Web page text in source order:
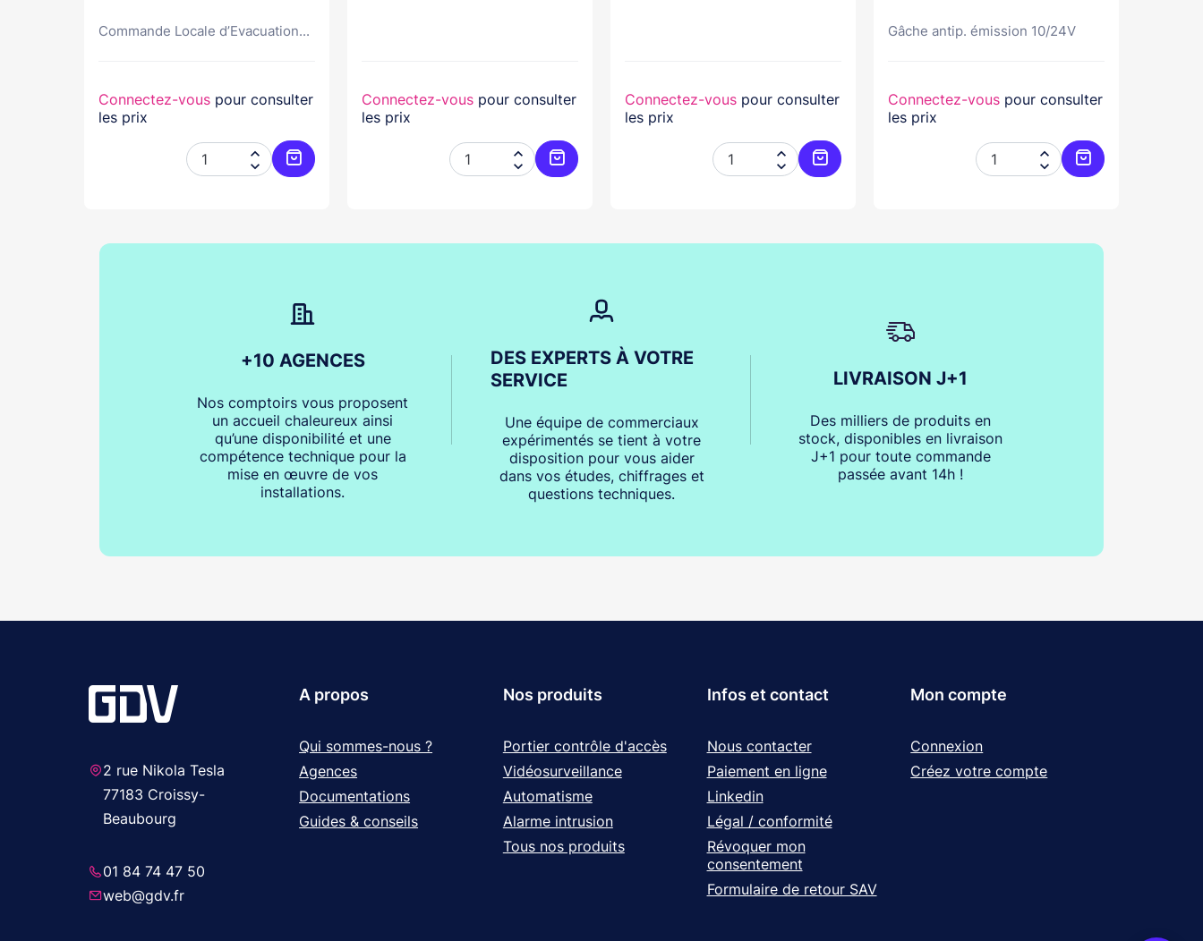
Commande Locale d’Evacuation...
Connectez-vous pour consulter
les prix


Ajouter au panier
Connectez-vous pour consulter
les prix


Ajouter au panier
Connectez-vous pour consulter
les prix


Ajouter au panier
Gâche antip. émission 10/24V
Connectez-vous pour consulter
les prix


Ajouter au panier
+10 AGENCES
Nos comptoirs vous proposent
un accueil chaleureux ainsi
qu’une disponibilité et une
compétence technique pour la
mise en œuvre de vos
installations.
DES EXPERTS À VOTRE
SERVICE
Une équipe de commerciaux
expérimentés se tient à votre
disposition pour vous aider
dans vos études, chiffrages et
questions techniques.
LIVRAISON J+1
Des milliers de produits en
stock, disponibles en livraison
J+1 pour toute commande
passée avant 14h !
2 rue Nikola Tesla
77183 Croissy-
Beaubourg
01 84 74 47 50
web@gdv.fr
A propos
Qui sommes-nous ?
Agences
Documentations
Guides & conseils
Nos produits
Portier contrôle d'accès
Vidéosurveillance
Automatisme
Alarme intrusion
Tous nos produits
Infos et contact
Nous contacter
Paiement en ligne
Linkedin
Légal / conformité
Révoquer mon
consentement
Formulaire de retour SAV
Mon compte
Connexion
Créez votre compte